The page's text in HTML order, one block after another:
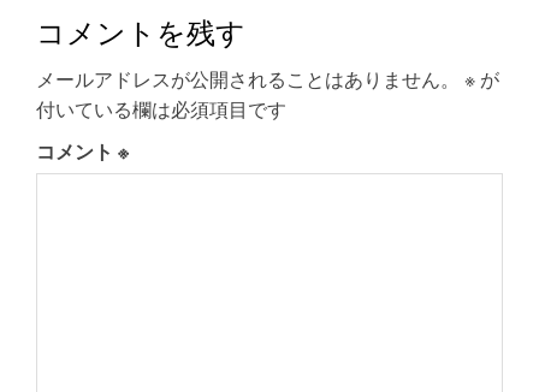
コメントを残す
メールアドレスが公開されることはありません。 ※ が
付いている欄は必須項目です
コメント ※